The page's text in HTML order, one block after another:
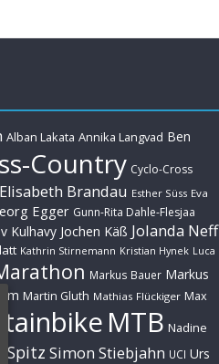
Alban Lakata Annika Langvad Ben
Country Cyclo-Cross
Elisabeth Brandau Esther Süss Eva
Egger Gunn-Rita Dahle-Flesjaa
Kulhavy Jochen Käß Jolanda Neff
Kathrin Stirnemann Kristian Hynek Luca
Markus Bauer Markus
Martin Gluth Mathias Flückiger Max
MTB Nadine
Spitz Simon Stiebjahn UCI Urs